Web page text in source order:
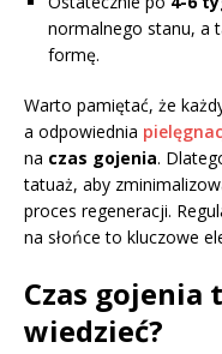
normalnego stanu, a
formę.
Warto pamiętać, że
a odpowiednia
na czas gojenia.
tatuaż, aby
proces regeneracji.
na słońce to kluczowe
Czas gojenia
wiedzieć?